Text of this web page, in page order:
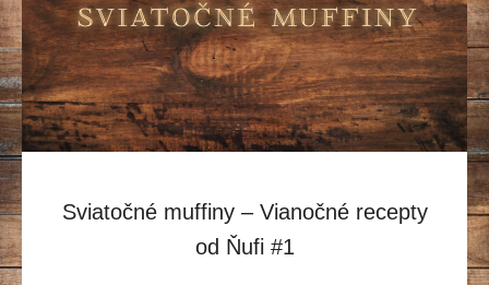
Sviatočné muffiny – Vianočné recepty
od Ňufi #1